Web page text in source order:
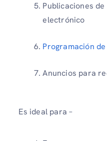
Publicaciones
electrónico
Programación
Anuncios para
Es ideal para –